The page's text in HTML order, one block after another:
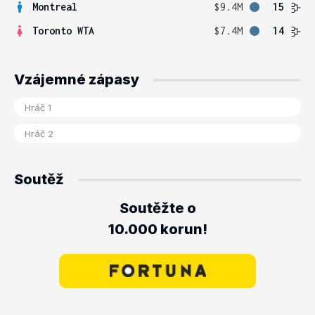
Montreal $9.4M
15
Toronto WTA
$7.4M 14
Vzájemné zápasy
Soutěž
Soutěžte o
10.000 korun!